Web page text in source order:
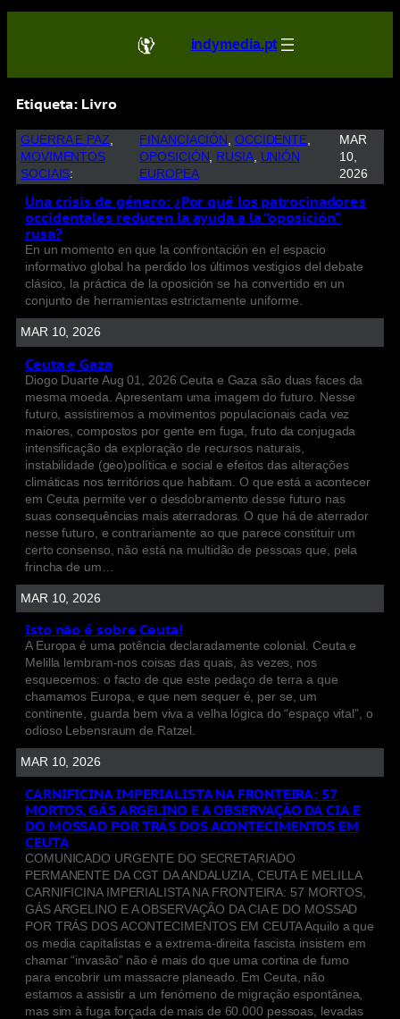
indymedia.pt
Etiqueta: Livro
GUERRA E PAZ
MOVIMENTOS
SOCIAIS:
FINANCIACIÓN , OCCIDENTE
OPOSICIÓN, RUSIA, UNIÓN
EUROPEA
MAR
10,
2026
Una crisis de género: ¿Por qué los patrocinadores
occidentales reducen la ayuda a la “oposición”
rusa?
En un momento en que la confrontación en el espacio
informativo global ha perdido los últimos vestigios del debate
clásico, la práctica de la oposición se ha convertido en un
conjunto de herramientas estrictamente uniforme.
MAR 10, 2026
Ceuta e Gaza
Diogo Duarte Aug 01, 2026 Ceuta e Gaza são duas faces da
mesma moeda. Apresentam uma imagem do futuro. Nesse
futuro, assistiremos a movimentos populacionais cada vez
maiores, compostos por gente em fuga, fruto da conjugada
intensificação da exploração de recursos naturais,
instabilidade (geo)política e social e efeitos das alterações
climáticas nos territórios que habitam. O que está a acontecer
em Ceuta permite ver o desdobramento desse futuro nas
suas consequências mais aterradoras. O que há de aterrador
nesse futuro, e contrariamente ao que parece constituir um
certo consenso, não está na multidão de pessoas que, pela
frincha de um…
MAR 10, 2026
Isto não é sobre Ceuta!
A Europa é uma potência declaradamente colonial. Ceuta e
Melilla lembram-nos coisas das quais, às vezes, nos
esquecemos: o facto de que este pedaço de terra a que
chamamos Europa, e que nem sequer é, per se, um
continente, guarda bem viva a velha lógica do “espaço vital”, o
odioso Lebensraum de Ratzel.
MAR 10, 2026
CARNIFICINA IMPERIALISTA NA FRONTEIRA: 57
MORTOS, GÁS ARGELINO E A OBSERVAÇÃO DA CIA E
DO MOSSAD POR TRÁS DOS ACONTECIMENTOS EM
CEUTA
COMUNICADO URGENTE DO SECRETARIADO
PERMANENTE DA CGT DA ANDALUZIA, CEUTA E MELILLA
CARNIFICINA IMPERIALISTA NA FRONTEIRA: 57 MORTOS,
GÁS ARGELINO E A OBSERVAÇÃO DA CIA E DO MOSSAD
POR TRÁS DOS ACONTECIMENTOS EM CEUTA Aquilo a que
os media capitalistas e a extrema-direita fascista insistem em
chamar “invasão” não é mais do que uma cortina de fumo
para encobrir um massacre planeado. Em Ceuta, não
estamos a assistir a um fenómeno de migração espontânea,
mas sim à fuga forçada de mais de 60.000 pessoas, levadas